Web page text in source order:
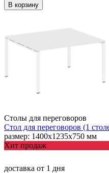
В корзину
Столы для переговоров
Стол для переговоров (1
размер: 1400х1235х750 мм
Хит продаж
доставка от 1 дня